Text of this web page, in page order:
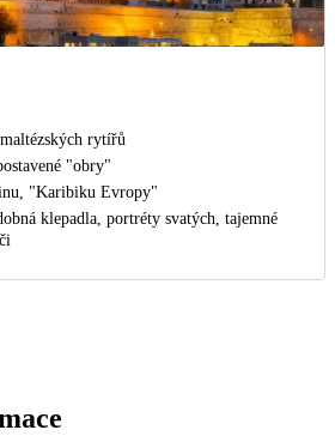
rytířů
"obry"
"Karibiku Evropy"
klepadla, portréty svatých, tajemné